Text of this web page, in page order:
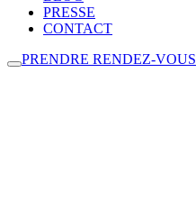
PRESSE
CONTACT
PRENDRE RENDEZ-VOUS